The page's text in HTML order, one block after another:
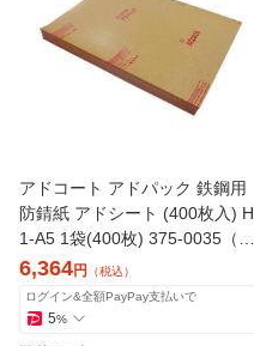
アドコート アドパック 鉄鋼用
防錆紙 アドシート (400枚入) H
1-A5 1袋(400枚) 375-0035（直
送品）
6,364円
（税込）
ログイン&全額PayPay支払いで
5%